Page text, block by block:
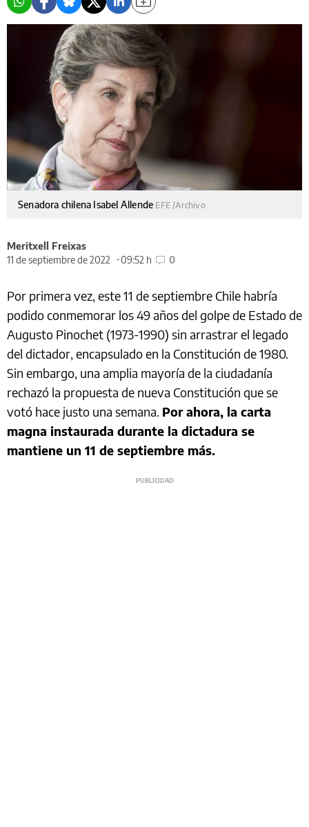
Senadora chilena Isabel Allende EFE /Archivo
Meritxell Freixas
11 de septiembre de 2022
09:52 h 0
Por primera vez, este 11 de septiembre Chile habría
podido conmemorar los 49 años del golpe de Estado de
Augusto Pinochet (1973-1990) sin arrastrar el legado
del dictador, encapsulado en la Constitución de 1980.
Sin embargo, una amplia mayoría de la ciudadanía
rechazó la propuesta de nueva Constitución que se
votó hace justo una semana. Por ahora, la carta
magna instaurada durante la dictadura se
mantiene un 11 de septiembre más.